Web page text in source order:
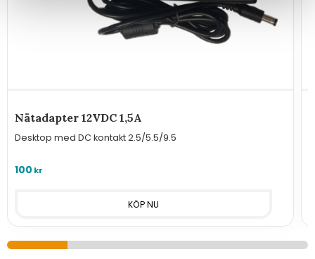
Nätadapter 12VDC 1,5A
Desktop med DC kontakt 2.5/5.5/9.5
100 kr